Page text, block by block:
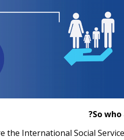
So who
the International Social